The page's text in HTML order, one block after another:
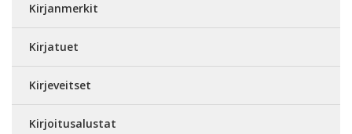
Kirjanmerkit
Kirjatuet
Kirjeveitset
Kirjoitusalustat